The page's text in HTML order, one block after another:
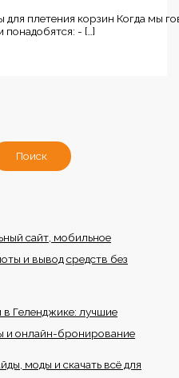
плетения корзин Когда мы
- […]
Поиск
сайт, мобильное
и вывод средств без
Геленджике: лучшие
и онлайн-бронирование
моды и скачать всё для